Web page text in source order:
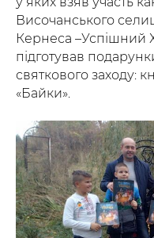
Височанського
Кернеса –Успішний
підготував
святкового заходу:
«Байки».